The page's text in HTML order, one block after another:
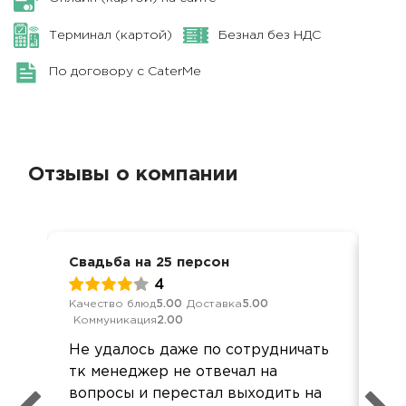
Терминал (картой) Безнал без НДС
По договору с CaterMe
Отзывы о компании
Свадьба на 25 персон
4
Качество блюд5.00 Доставка5.00
Коммуникация2.00
Не удалось даже по сотрудничать
тк менеджер не отвечал на
вопросы и перестал выходить на